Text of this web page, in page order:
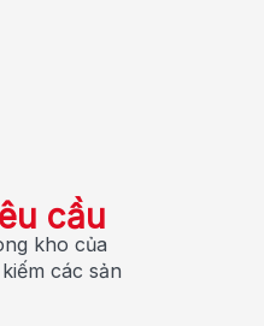
cầu
kho của
các sản